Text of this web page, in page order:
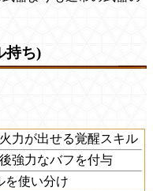
持ち)
力が出せる覚醒スキル
強力なバフを付与
を使い分け